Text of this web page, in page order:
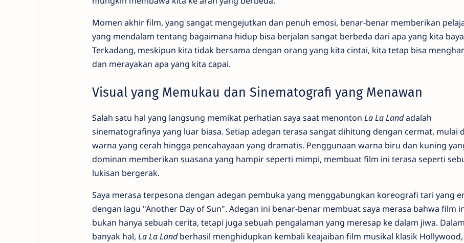
Momen akhir film, yang sangat mengejutkan dan penuh emosi, benar-benar memberikan
yang mendalam tentang bagaimana hidup bisa berjalan sangat berbeda dari apa yang kita
Terkadang, meskipun kita tidak bersama dengan orang yang kita cintai, kita tetap bisa
dan merayakan apa yang kita capai.
Visual yang Memukau dan Sinematografi yang Menawan
Salah satu hal yang langsung memikat perhatian saya saat menonton La La Landadalah
sinematografinya yang luar biasa. Setiap adegan terasa sangat dihitung dengan cermat, mulai
warna yang cerah hingga pencahayaan yang dramatis. Penggunaan warna biru dan kuning
dominan memberikan suasana yang hampir seperti mimpi, membuat film ini terasa seperti
lukisan bergerak.
Saya merasa terpesona dengan adegan pembuka yang menggabungkan koreografi tari yang
dengan lagu "Another Day of Sun". Adegan ini benar-benar membuat saya merasa bahwa film
bukan hanya sebuah cerita, tetapi juga sebuah pengalaman yang meresap ke dalam jiwa. Dalam
banyak hal, La La Landberhasil menghidupkan kembali keajaiban film musikal klasik